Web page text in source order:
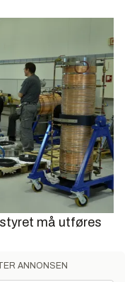
må utføres
ANNONSEN